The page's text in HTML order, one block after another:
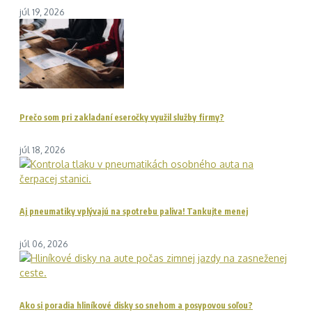
júl 19, 2026
Prečo som pri zakladaní eseročky využil služby firmy?
júl 18, 2026
Aj pneumatiky vplývajú na spotrebu paliva! Tankujte menej
júl 06, 2026
Ako si poradia hliníkové disky so snehom a posypovou soľou?